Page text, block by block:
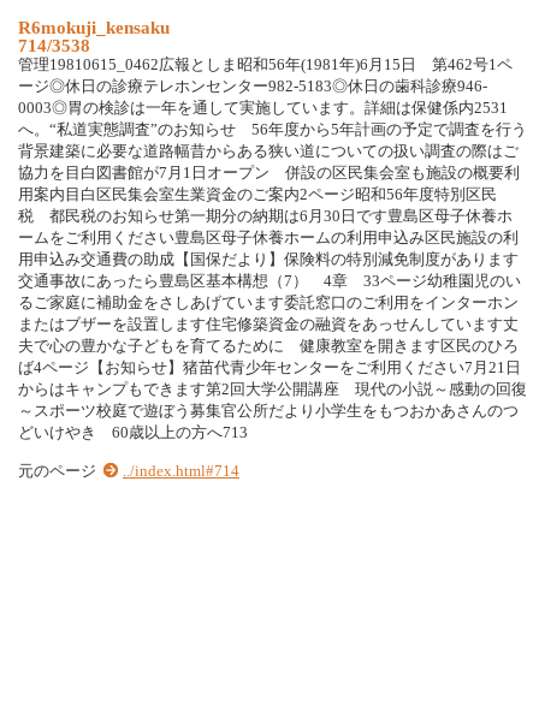
R6mokuji_kensaku
714/3538
管理19810615_0462広報としま昭和56年(1981年)6月15日 第462号1ペ
ージ◎休日の診療テレホンセンター982-5183◎休日の歯科診療946-
0003◎胃の検診は一年を通して実施しています。詳細は保健係内2531
へ。“私道実態調査”のお知らせ 56年度から5年計画の予定で調査を行う
背景建築に必要な道路幅昔からある狭い道についての扱い調査の際はご
協力を目白図書館が7月1日オープン 併設の区民集会室も施設の概要利
用案内目白区民集会室生業資金のご案内2ページ昭和56年度特別区民
税 都民税のお知らせ第一期分の納期は6月30日です豊島区母子休養ホ
ームをご利用ください豊島区母子休養ホームの利用申込み区民施設の利
用申込み交通費の助成【国保だより】保険料の特別減免制度があります
交通事故にあったら豊島区基本構想（7） 4章 33ページ幼稚園児のい
るご家庭に補助金をさしあげています委託窓口のご利用をインターホン
またはブザーを設置します住宅修築資金の融資をあっせんしています丈
夫で心の豊かな子どもを育てるために 健康教室を開きます区民のひろ
ば4ページ【お知らせ】猪苗代青少年センターをご利用ください7月21日
からはキャンプもできます第2回大学公開講座 現代の小説～感動の回復
～スポーツ校庭で遊ぼう募集官公所だより小学生をもつおかあさんのつ
どいけやき 60歳以上の方へ713
元のページ ../index.html#714